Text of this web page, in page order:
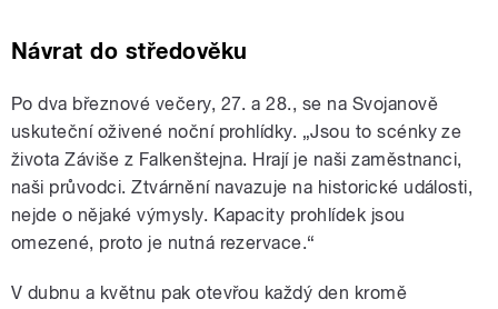
Návrat do středověku
Po dva březnové večery, 27. a 28., se na Svojanově
uskuteční oživené noční prohlídky. „Jsou to scénky ze
života Záviše z Falkenštejna. Hrají je naši zaměstnanci,
naši průvodci. Ztvárnění navazuje na historické události,
nejde o nějaké výmysly. Kapacity prohlídek jsou
omezené, proto je nutná rezervace.“
V dubnu a květnu pak otevřou každý den kromě